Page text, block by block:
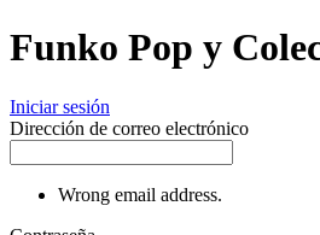
Funko Pop y
Iniciar sesión
Dirección de correo electrónico
Wrong email address.